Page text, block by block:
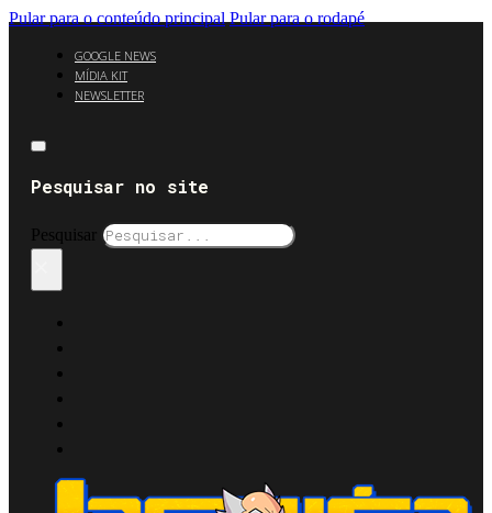
Pular para o conteúdo principal Pular para o rodapé
GOOGLE NEWS
MÍDIA KIT
NEWSLETTER
Pesquisar no site
Pesquisar